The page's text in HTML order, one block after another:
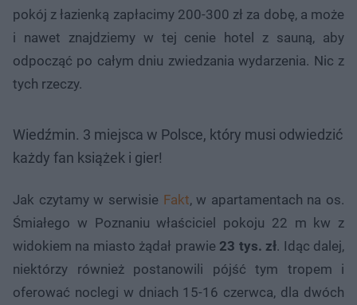
pokój z łazienką zapłacimy 200-300 zł za dobę, a może
i nawet znajdziemy w tej cenie hotel z sauną, aby
odpocząć po całym dniu zwiedzania wydarzenia. Nic z
tych rzeczy.
Wiedźmin. 3 miejsca w Polsce, który musi odwiedzić
każdy fan książek i gier!
Jak czytamy w serwisie Fakt, w apartamentach na os.
Śmiałego w Poznaniu właściciel pokoju 22 m kw z
widokiem na miasto żądał prawie 23 tys. zł. Idąc dalej,
niektórzy również postanowili pójść tym tropem i
oferować noclegi w dniach 15-16 czerwca, dla dwóch